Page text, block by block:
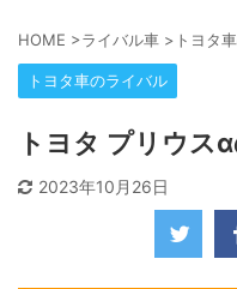
HOME >ライバル車 > トヨタ
トヨタ車のライバル
トヨタ プリウス
2023年10月26日